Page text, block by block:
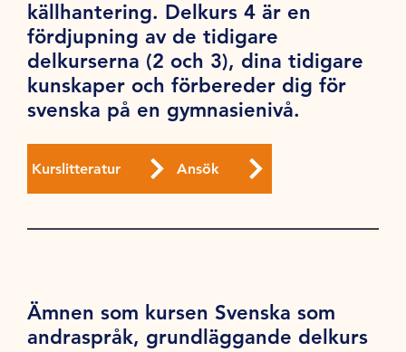
källhantering. Delkurs 4 är en
fördjupning av de tidigare
delkurserna (2 och 3), dina tidigare
kunskaper och förbereder dig för
svenska på en gymnasienivå.
Kurslitteratur Ansök
Ämnen som kursen Svenska som
andraspråk, grundläggande delkurs